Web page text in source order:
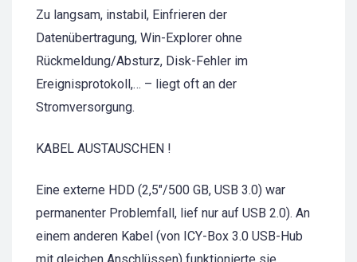
Zu langsam, instabil, Einfrieren der
Datenübertragung, Win-Explorer ohne
Rückmeldung/Absturz, Disk-Fehler im
Ereignisprotokoll,… – liegt oft an der
Stromversorgung.
KABEL AUSTAUSCHEN !
Eine externe HDD (2,5″/500 GB, USB 3.0) war
permanenter Problemfall, lief nur auf USB 2.0). An
einem anderen Kabel (von ICY-Box 3.0 USB-Hub